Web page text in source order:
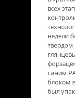
всех
недели
твердом
синим
блоком
был